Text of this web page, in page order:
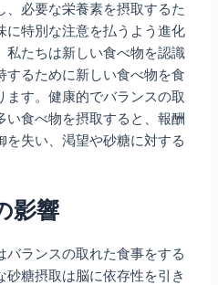
、必要な栄養素を摂取するた
に特別な注意を払うよう進化
私たちは新しい食べ物を認識
するために新しい食べ物を食
す。健康的でバランスの取
食べ物を摂取すると、報酬
を失い、渇望や砂糖に対する
影響
バランスの取れた食事をする
砂糖摂取は脳に依存性を引き